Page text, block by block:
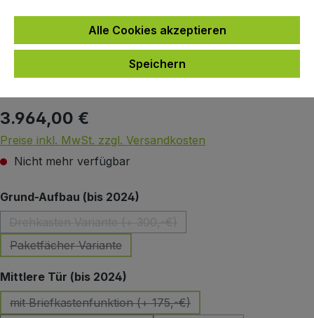
Regulärer Preis:
3.964,00 €
Preise inkl. MwSt. zzgl. Versandkosten
Nicht mehr verfügbar
Grund-Aufbau (bis 2024)
(Diese Option ist zurzeit nicht verfügbar.)
Paketfächer Variante
(Diese Option ist zurzeit nicht verfügbar.)
Mittlere Tür (bis 2024)
mit Briefkastenfunktion (+ 175,-€)
(Diese Option ist zurzeit nicht verfügbar.)
Alle Cookies akzeptieren
Speichern